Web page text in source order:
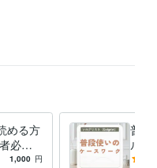
音楽作成
める方
見❗️
方向け
1,000 円
普段
ル教
ケー